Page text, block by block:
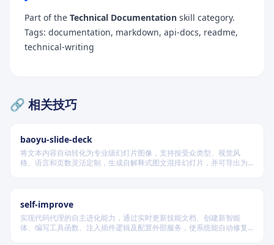
Part of the Technical Documentation skill category.
Tags: documentation, markdown, api-docs, readme,
technical-writing
🔗 相关技巧
baoyu-slide-deck
将文本内容自动转化为专业级幻灯片图像，支持按受众类型、视觉风
格、语言和页数灵活定制，生成自解释式图文混排幻灯片，并可导出为
self-improve
实现代码代理的自主进化能力，通过实时更新技能文档、创建新智能
体、编写工具函数、注入插件逻辑及配置外部服务，使系统能自动修复